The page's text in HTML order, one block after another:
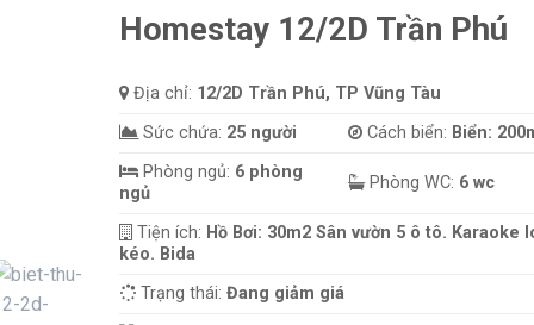
Homestay 12/2D Trần Phú
Địa chỉ: 12/2D Trần Phú, TP Vũng Tàu
Sức chứa: 25 người Cách biển: Biển:
Phòng ngủ: 6 phòng
ngủ
Phòng WC: 6 wc
Tiện ích: Hồ Bơi: 30m2 Sân vườn 5 ô tô. Karaoke
kéo. Bida
Trạng thái: Đang giảm giá